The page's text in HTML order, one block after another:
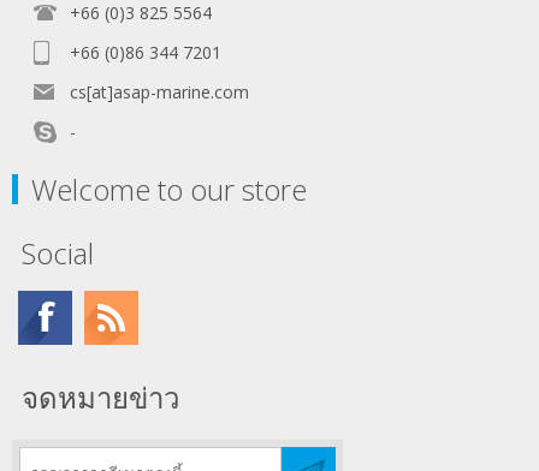
+66 (0)3 825 5564
+66 (0)86 344 7201
cs[at]asap-marine.com
-
Welcome to our store
Social
จดหมายข่าว